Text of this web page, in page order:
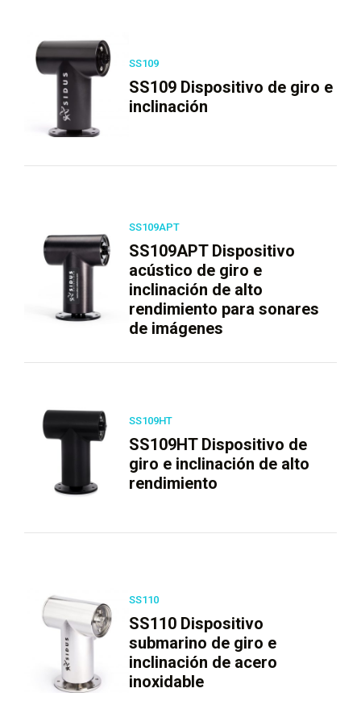
SS109
SS109 Dispositivo de giro e
inclinación
SS109APT
SS109APT Dispositivo
acústico de giro e
inclinación de alto
rendimiento para sonares
de imágenes
SS109HT
SS109HT Dispositivo de
giro e inclinación de alto
rendimiento
SS110
SS110 Dispositivo
submarino de giro e
inclinación de acero
inoxidable